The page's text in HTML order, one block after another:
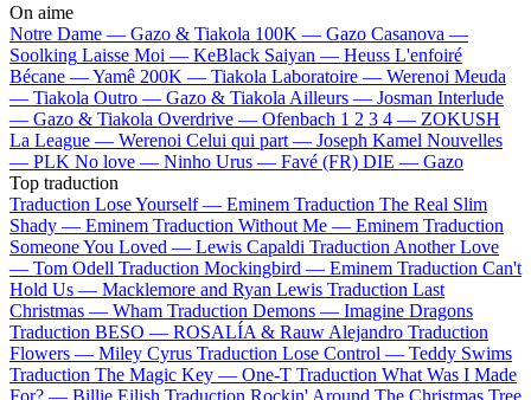
On aime
Notre Dame — Gazo & Tiakola 100K — Gazo Casanova —
Soolking Laisse Moi — KeBlack Saiyan — Heuss L'enfoiré
Bécane —Yamê 200K — Tiakola Laboratoire — Werenoi Meuda
— Tiakola Outro — Gazo & Tiakola Ailleurs — Josman Interlude
— Gazo & Tiakola Overdrive — Ofenbach 1 2 3 4 — ZOKUSH
La League — Werenoi Celui qui part — Joseph Kamel Nouvelles
— PLK No love — Ninho Urus — Favé (FR) DIE — Gazo
Top traduction
Traduction Lose Yourself — Eminem Traduction The Real Slim
Shady — Eminem Traduction Without Me — Eminem Traduction
Someone You Loved — Lewis Capaldi Traduction Another Love
— Tom Odell Traduction Mockingbird — Eminem Traduction Can't
Hold Us — Macklemore and Ryan Lewis Traduction Last
Christmas — Wham Traduction Demons — Imagine Dragons
Traduction BESO — ROSALÍA & Rauw Alejandro Traduction
Flowers — Miley Cyrus Traduction Lose Control — Teddy Swims
Traduction The Magic Key — One-T Traduction What Was I Made
For? — Billie Eilish Traduction Rockin' Around The Christmas Tree